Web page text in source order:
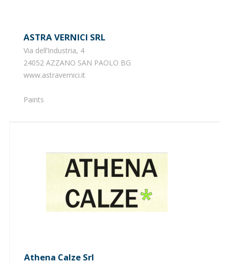
ASTRA VERNICI SRL
Via dell’Industria, 4
24052 AZZANO SAN PAOLO BG
www.astravernici.it
Paints
Athena Calze Srl